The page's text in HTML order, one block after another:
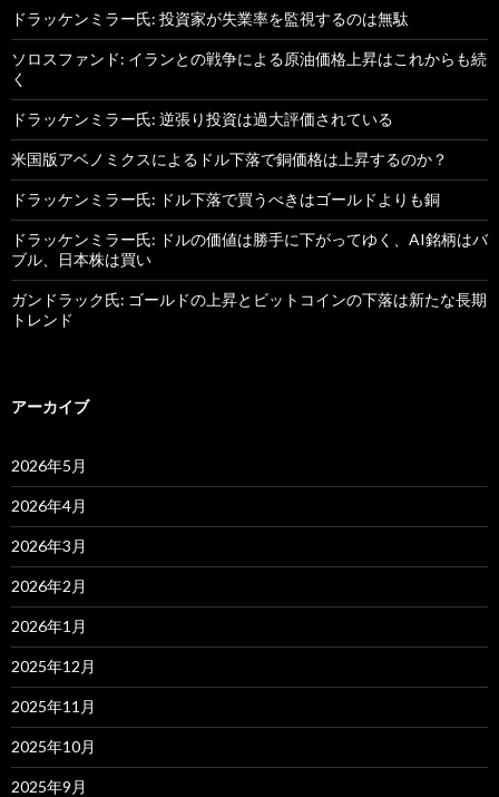
ドラッケンミラー氏: 投資家が失業率を監視するのは無駄
ソロスファンド: イランとの戦争による原油価格上昇はこれからも続
く
ドラッケンミラー氏: 逆張り投資は過大評価されている
米国版アベノミクスによるドル下落で銅価格は上昇するのか？
ドラッケンミラー氏: ドル下落で買うべきはゴールドよりも銅
ドラッケンミラー氏: ドルの価値は勝手に下がってゆく、AI銘柄はバ
ブル、日本株は買い
ガンドラック氏: ゴールドの上昇とビットコインの下落は新たな長期
トレンド
アーカイブ
2026年5月
2026年4月
2026年3月
2026年2月
2026年1月
2025年12月
2025年11月
2025年10月
2025年9月